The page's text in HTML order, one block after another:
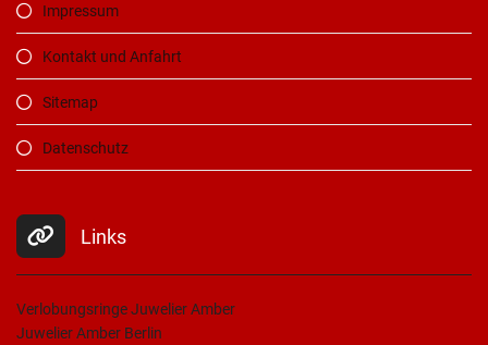
Impressum
Kontakt und Anfahrt
Sitemap
Datenschutz
Links
Verlobungsringe Juwelier Amber
Juwelier Amber Berlin